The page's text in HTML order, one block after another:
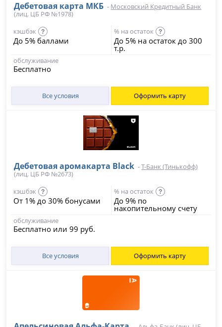
Дебетовая карта МКБ - Московский Кредитный Банк
(лиц. ЦБ РФ №1978)
кэшбэк
?
До 5% баллами
% на остаток ?
До 5% на остаток до 300
т.р.
обслуживание
Бесплатно
Все условия Оформить карту
Дебетовая аромакарта Black -Т-Банк (Тинькофф)
(лиц. ЦБ РФ №2673)
кэшбэк
?
От 1% до 30% бонусами
% на остаток ?
До 9% по
накопительному счету
обслуживание
Бесплатно или 99 руб.
Все условия Оформить карту